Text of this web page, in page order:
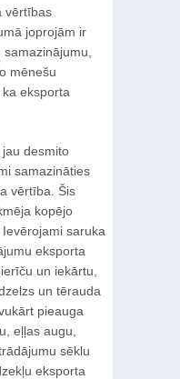
vērtības
joprojām ir
mēnešu
eksporta
desmito
samazināties
vērtība. Šis
kopējo
saruka
eksporta
un iekārtu,
un tērauda
pieauga
eļļas augu,
sēklu
eksporta